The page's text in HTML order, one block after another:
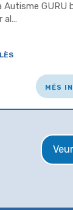
Autisme
al…
més